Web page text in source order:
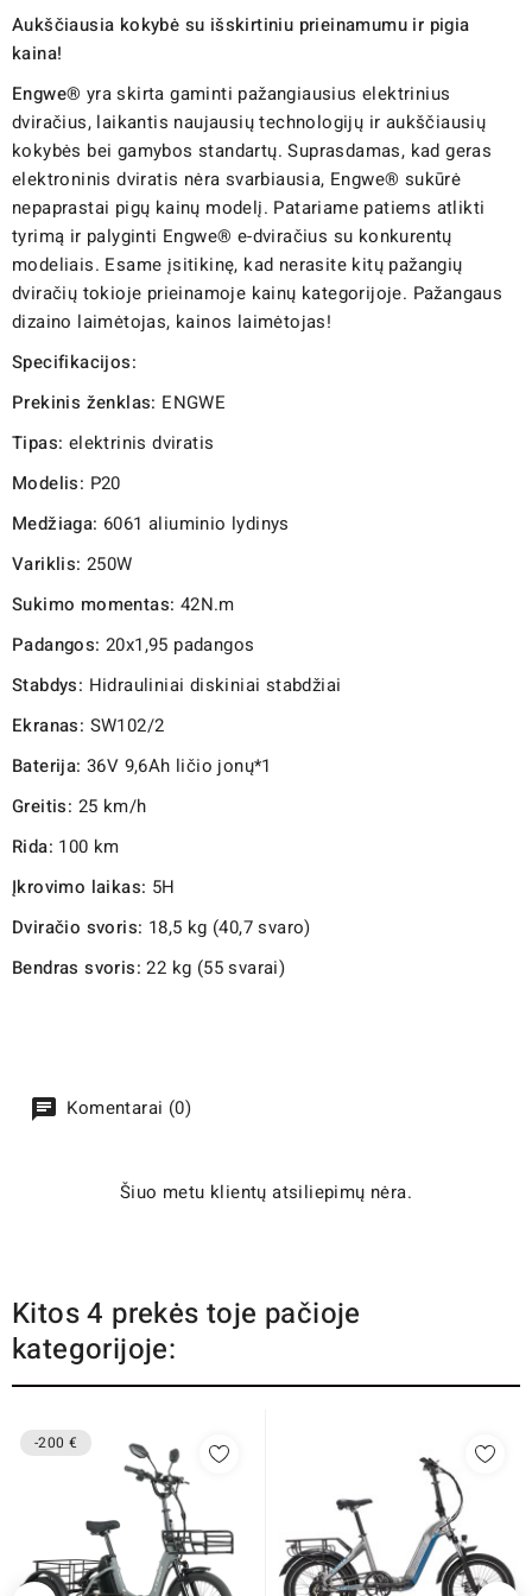
Aukščiausia kokybė su išskirtiniu prieinamumu ir pigia
kaina!
Engwe® yra skirta gaminti pažangiausius elektrinius
dviračius, laikantis naujausių technologijų ir aukščiausių
kokybės bei gamybos standartų. Suprasdamas, kad geras
elektroninis dviratis nėra svarbiausia, Engwe® sukūrė
nepaprastai pigų kainų modelį. Patariame patiems atlikti
tyrimą ir palyginti Engwe® e-dviračius su konkurentų
modeliais. Esame įsitikinę, kad nerasite kitų pažangių
dviračių tokioje prieinamoje kainų kategorijoje. Pažangaus
dizaino laimėtojas, kainos laimėtojas!
Specifikacijos:
Prekinis ženklas: ENGWE
Tipas: elektrinis dviratis
Modelis: P20
Medžiaga: 6061 aliuminio lydinys
Variklis: 250W
Sukimo momentas: 42N.m
Padangos: 20x1,95 padangos
Stabdys: Hidrauliniai diskiniai stabdžiai
Ekranas: SW102/2
Baterija: 36V 9,6Ah ličio jonų*1
Greitis: 25 km/h
Rida: 100 km
Įkrovimo laikas: 5H
Dviračio svoris: 18,5 kg (40,7 svaro)
Bendras svoris: 22 kg (55 svarai)
Komentarai (0)
Šiuo metu klientų atsiliepimų nėra.
Kitos 4 prekės toje pačioje
kategorijoje:
-200 €